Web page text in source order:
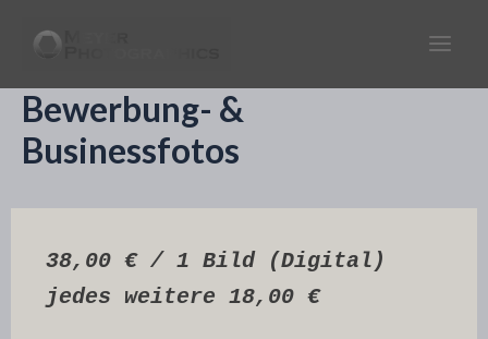
Inhalt
Bewerbung- &
Businessfotos
38,00 € / 1 Bild (Digital)
jedes weitere 18,00 €